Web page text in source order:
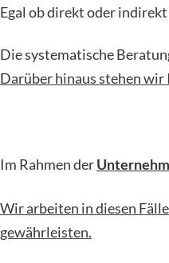
Egal ob direkt oder
Die systematische
Darüber hinaus stehen wir
Im Rahmen der
Wir arbeiten in diesen
gewährleisten.